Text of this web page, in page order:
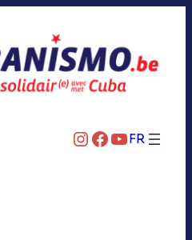
InstagramFacebook YouTube FR